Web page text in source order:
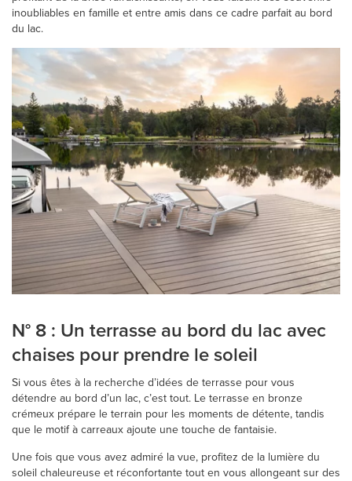
inoubliables en famille et entre amis dans ce cadre parfait au bord
du lac.
N° 8 : Un terrasse au bord du lac avec
chaises pour prendre le soleil
Si vous êtes à la recherche d’idées de terrasse pour vous
détendre au bord d’un lac, c’est tout. Le terrasse en bronze
crémeux prépare le terrain pour les moments de détente, tandis
que le motif à carreaux ajoute une touche de fantaisie.
Une fois que vous avez admiré la vue, profitez de la lumière du
soleil chaleureuse et réconfortante tout en vous allongeant sur des